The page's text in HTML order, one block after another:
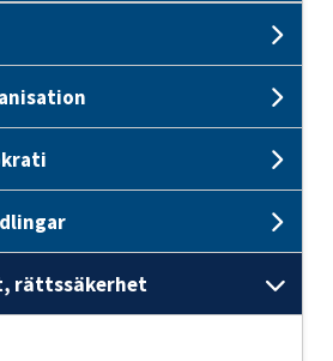
rättssäkerhet